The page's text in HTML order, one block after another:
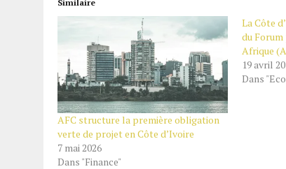
Similaire
AFC structure la première obligation
verte de projet en Côte d’Ivoire
7 mai 2026
Dans "Finance"
La Côte
du
Afrique
19 avril
Dans